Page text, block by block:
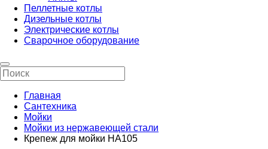
Пеллетные котлы
Дизельные котлы
Электрические котлы
Сварочное оборудование
Главная
Сантехника
Мойки
Мойки из нержавеющей стали
Крепеж для мойки HA105